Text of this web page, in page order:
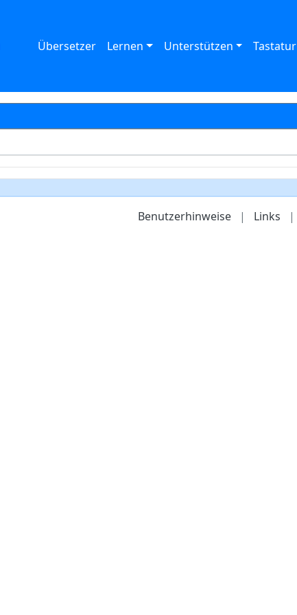
Übersetzer Lernen Unterstützen Tastatur
Benutzerhinweise | Links |